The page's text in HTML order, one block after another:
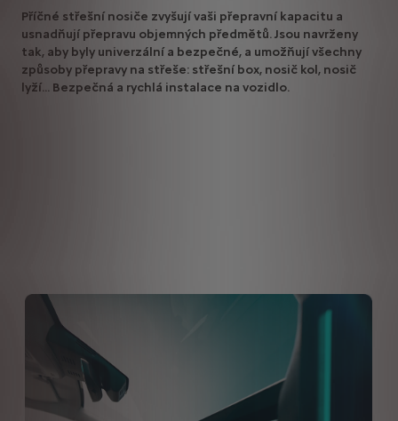
Příčné střešní nosiče zvyšují vaši přepravní kapacitu a
usnadňují přepravu objemných předmětů. Jsou navrženy
tak, aby byly univerzální a bezpečné, a umožňují všechny
způsoby přepravy na střeše: střešní box, nosič kol, nosič
lyží... Bezpečná a rychlá instalace na vozidlo.